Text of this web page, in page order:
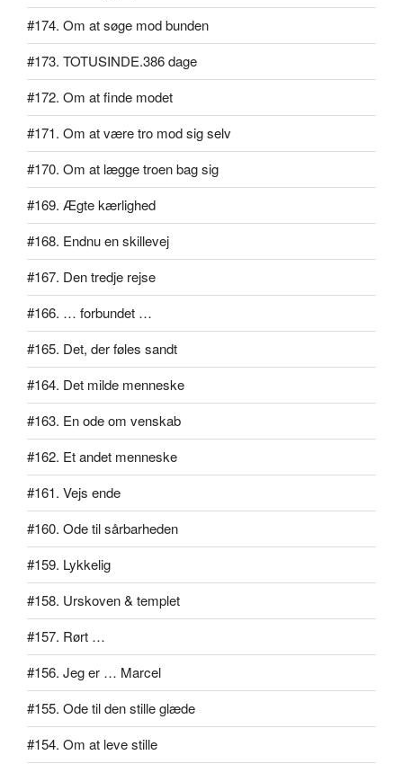
#174. Om at søge mod bunden
#173. TOTUSINDE.386 dage
#172. Om at finde modet
#171. Om at være tro mod sig selv
#170. Om at lægge troen bag sig
#169. Ægte kærlighed
#168. Endnu en skillevej
#167. Den tredje rejse
#166. … forbundet …
#165. Det, der føles sandt
#164. Det milde menneske
#163. En ode om venskab
#162. Et andet menneske
#161. Vejs ende
#160. Ode til sårbarheden
#159. Lykkelig
#158. Urskoven & templet
#157. Rørt …
#156. Jeg er … Marcel
#155. Ode til den stille glæde
#154. Om at leve stille